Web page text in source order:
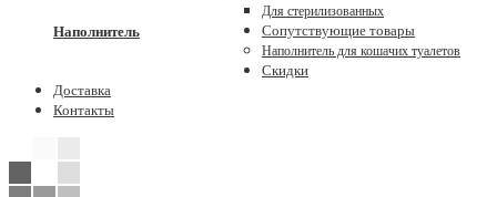
Наполнитель
Для стерилизованных
Сопутствующие товары
Наполнитель для кошачих туалетов
Скидки
Доставка
Контакты